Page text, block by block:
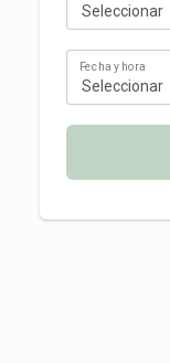
Seleccionar
Seleccionar
Fecha y hora